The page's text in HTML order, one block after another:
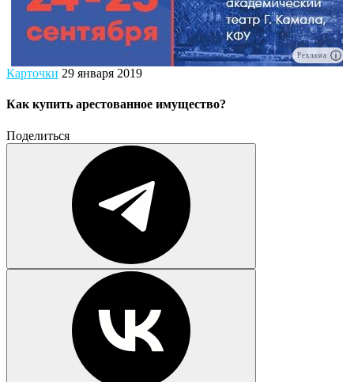
Реклама
Карточки 29 января 2019
Как купить арестованное имущество?
Поделиться